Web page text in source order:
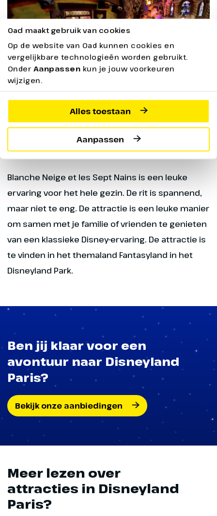
Oad maakt gebruik van cookies
Op de website van Oad kunnen cookies en
vergelijkbare technologieën worden gebruikt.
Onder Aanpassen kun je jouw voorkeuren
wijzigen.
Alles toestaan
Aanpassen
Goed om te weten
Geschikt voor alle leeftijden
Geen minimumlengte
Blanche Neige et les Sept Nains is een leuke
ervaring voor het hele gezin. De rit is spannend,
maar niet te eng. De attractie is een leuke manier
om samen met je familie of vrienden te genieten
van een klassieke Disney-ervaring. De attractie is
te vinden in het themaland Fantasyland in het
Disneyland Park.
Ben jij klaar voor een
avontuur naar Disneyland
Paris?
Bekijk onze aanbiedingen
Meer lezen over
attracties in Disneyland
Paris?